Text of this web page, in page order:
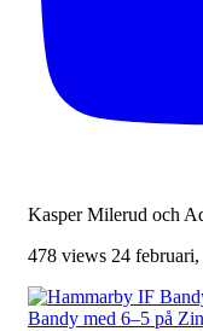
Kasper Milerud och
478 views 24